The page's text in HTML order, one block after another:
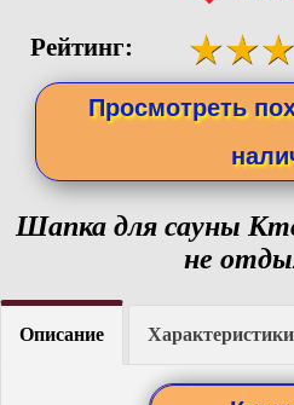
Рейтинг:
Просмотреть
Шапка для сауны
не
Описание Характеристики